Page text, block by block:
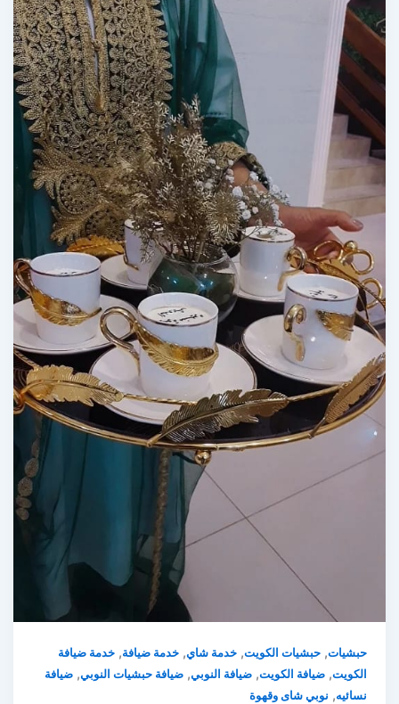
حبشيات,حبشيات الكويت,خدمة شاي,خدمة ضيافة,خدمة ضيافة
الكويت,ضيافة الكويت,ضيافة النوبي,ضيافة حبشيات النوبي,ضيافة
نسائيه,نوبي شاى وقهوة